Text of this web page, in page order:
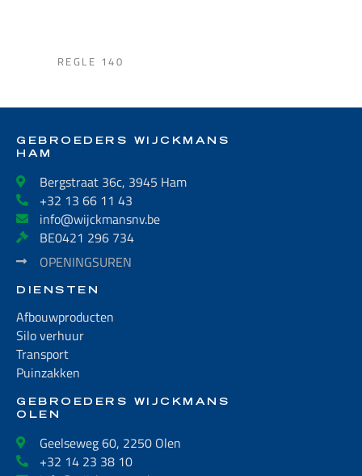
REGLE 140
GEBROEDERS WIJCKMANS
HAM
Bergstraat 36c, 3945 Ham
+32 13 66 11 43
info@wijckmansnv.be
BE0421 296 734
OPENINGSUREN
DIENSTEN
Afbouwproducten
Silo verhuur
Transport
Puinzakken
GEBROEDERS WIJCKMANS
OLEN
Geelseweg 60, 2250 Olen
+32 14 23 38 10